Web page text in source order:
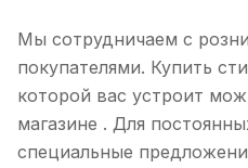
Мы сотрудничаем с
покупателями. Купить
которой вас устроит
магазине . Для
специальные